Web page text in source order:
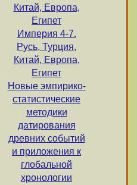
Китай, Европа,
Египет
Империя 4-7.
Русь, Турция,
Китай, Европа,
Египет
Новые эмпирико-
статистические
методики
датирования
древних событий
и приложения к
глобальной
хронологии